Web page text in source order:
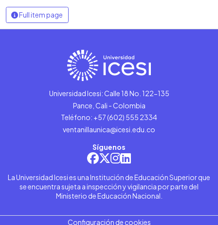
Full item page
Universidad Icesi: Calle 18 No. 122-135
Pance, Cali - Colombia
Teléfono: +57 (602) 555 2334
ventanillaunica@icesi.edu.co
Síguenos
La Universidad Icesi es una Institución de Educación Superior que
se encuentra sujeta a inspección y vigilancia por parte del
Ministerio de Educación Nacional.
Configuración de cookies